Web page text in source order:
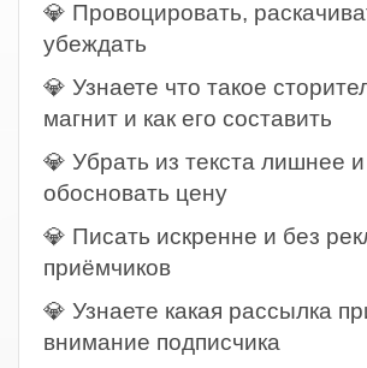
💎 Провоцировать,
убеждать
💎 Узнаете что такое
магнит и как его составить
💎 Убрать из текста лишнее и
обосновать цену
💎 Писать искренне и без
приёмчиков
💎 Узнаете какая рассылка
внимание подписчика